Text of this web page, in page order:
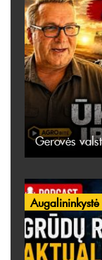
Gerovės
Augalininkystė